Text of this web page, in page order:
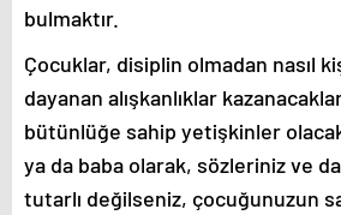
bulmaktır.
Çocuklar, disiplin olmadan nasıl
dayanan alışkanlıklar
bütünlüğe sahip yetişkinler
ya da baba olarak, sözleriniz ve
tutarlı değilseniz, çocuğunuzun